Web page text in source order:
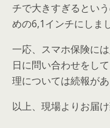
チで大きすぎるとい
めの6,1インチにしまし
一応、スマホ保険に
日に問い合わせをし
理については続報があ
以上、現場よりお届け